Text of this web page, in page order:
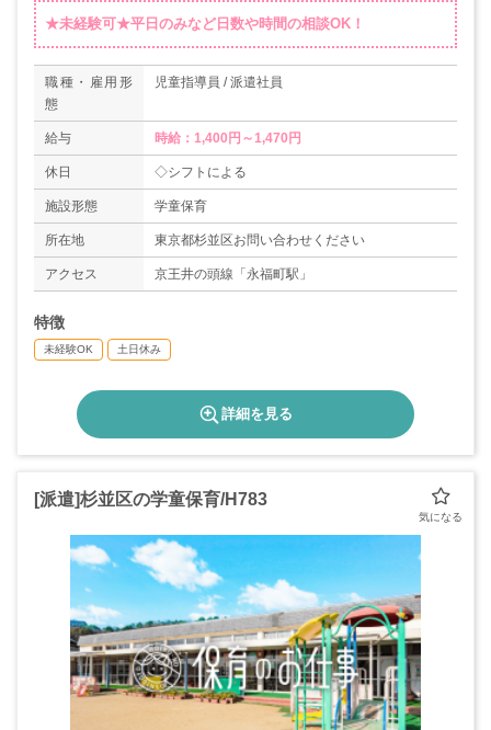
★未経験可★平日のみなど日数や時間の相談OK！
職種・雇用形
態
児童指導員 / 派遣社員
給与 時給：1,400円～1,470円
休日 ◇シフトによる
施設形態 学童保育
所在地 東京都杉並区お問い合わせください
アクセス 京王井の頭線「永福町駅」
特徴
未経験OK 土日休み
詳細を見る
[派遣]杉並区の学童保育/H783